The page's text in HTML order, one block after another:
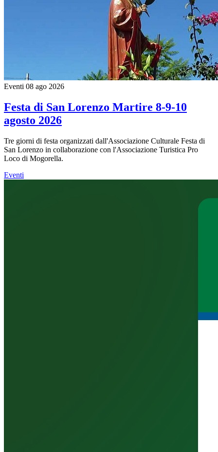
Eventi 08 ago 2026
Festa di San Lorenzo Martire 8-9-10
agosto 2026
Tre giorni di festa organizzati dall'Associazione Culturale Festa di
San Lorenzo in collaborazione con l'Associazione Turistica Pro
Loco di Mogorella.
Eventi